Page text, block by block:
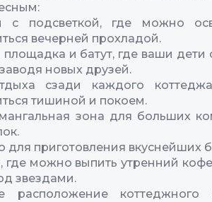
с подсветкой, где можно
вечерней прохладой.
площадка и батут, где ваши дети
новых друзей.
сзади каждого
тишиной и покоем.
зона для больших
для приготовления вкуснейших
где можно выпить утренний
звездами.
расположение коттеджного